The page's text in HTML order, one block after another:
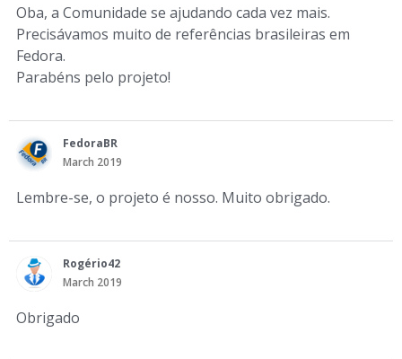
Oba, a Comunidade se ajudando cada vez mais.
Precisávamos muito de referências brasileiras em
Fedora.
Parabéns pelo projeto!
FedoraBR
March 2019
Lembre-se, o projeto é nosso. Muito obrigado.
Rogério42
March 2019
Obrigado